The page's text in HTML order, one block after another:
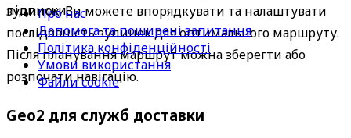
підписки.
зупинок. Ви можете впорядкувати та налаштувати
послідовність зупинок для оптимального маршруту.
Після планування маршрут можна зберегти або
розпочати навігацію.
Про нас
Допомога та поширені запитання
Політика конфіденційності
Умови використання
Файли cookie
Geo2 для служб доставки